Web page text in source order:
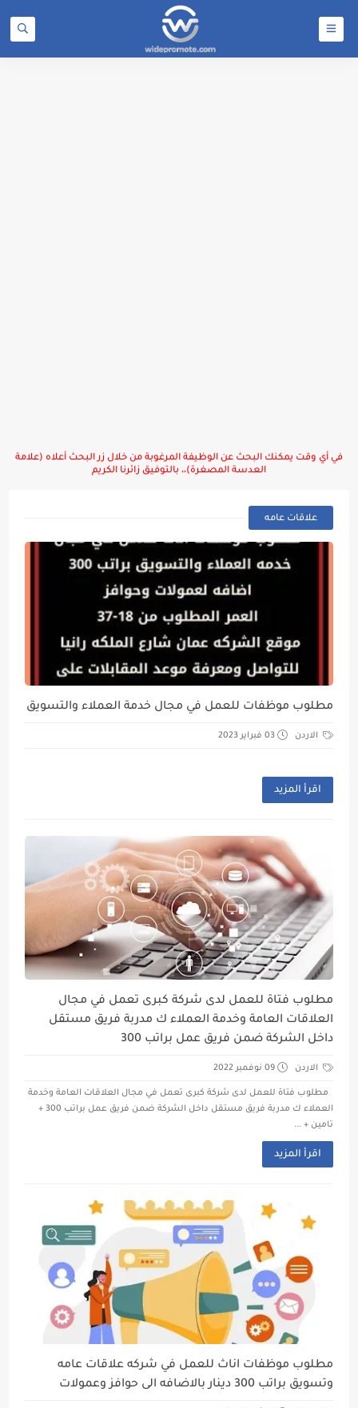
في أي وقت يمكنك البحث عن الوظيفة المرغوبة من خلال زر البحث أعلاه (علامة
العدسة المصغرة)،، بالتوفيق زائرنا الكريم
علاقات عامه
مطلوب موظفات للعمل في مجال خدمة العملاء والتسويق
الاردن 03 فبراير 2023
اقرأ المزيد
مطلوب فتاة للعمل لدى شركة كبرى تعمل في مجال
العلاقات العامة وخدمة العملاء ك مدربة فريق مستقل
داخل الشركة ضمن فريق عمل براتب 300
الاردن 09 نوفمبر 2022
مطلوب فتاة للعمل لدى شركة كبرى تعمل في مجال العلاقات العامة وخدمة
العملاء ك مدربة فريق مستقل داخل الشركة ضمن فريق عمل براتب 300 +
تامين + ...
اقرأ المزيد
مطلوب موظفات اناث للعمل في شركه علاقات عامه
وتسويق براتب 300 دينار بالاضافه الى حوافز وعمولات